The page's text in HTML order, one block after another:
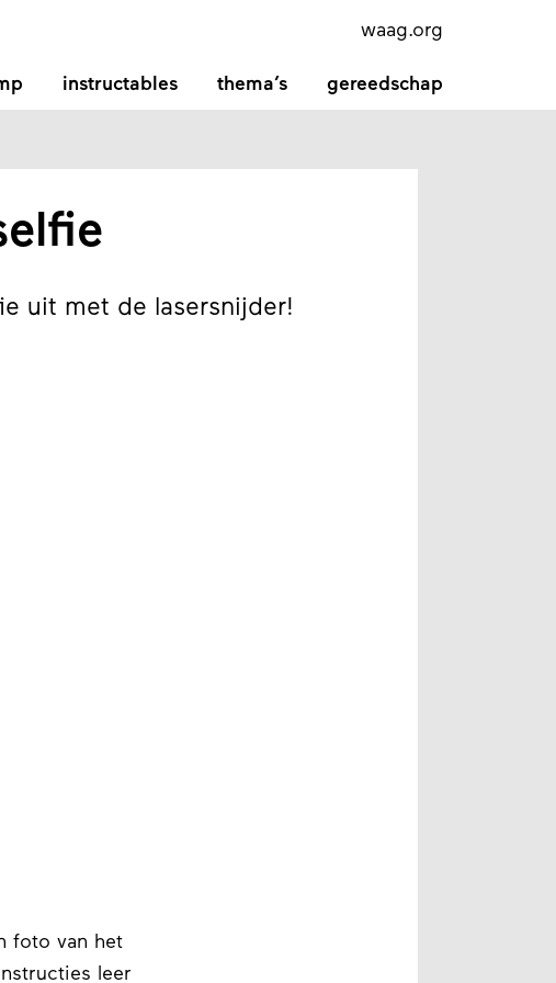
instructables thema’s gereedschap
waag.org
uit met de lasersnijder!
foto van het
leer